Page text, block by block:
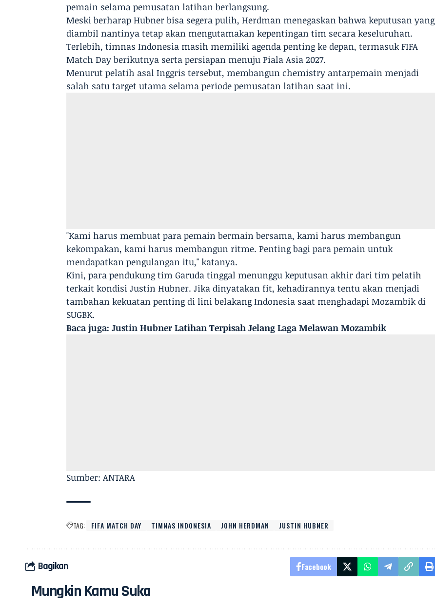
pemain selama pemusatan latihan berlangsung.
Meski berharap Hubner bisa segera pulih, Herdman menegaskan bahwa keputusan yang
diambil nantinya tetap akan mengutamakan kepentingan tim secara keseluruhan.
Terlebih, timnas Indonesia masih memiliki agenda penting ke depan, termasuk FIFA
Match Day berikutnya serta persiapan menuju Piala Asia 2027.
Menurut pelatih asal Inggris tersebut, membangun chemistry antarpemain menjadi
salah satu target utama selama periode pemusatan latihan saat ini.
"Kami harus membuat para pemain bermain bersama, kami harus membangun
kekompakan, kami harus membangun ritme. Penting bagi para pemain untuk
mendapatkan pengulangan itu," katanya.
Kini, para pendukung tim Garuda tinggal menunggu keputusan akhir dari tim pelatih
terkait kondisi Justin Hubner. Jika dinyatakan fit, kehadirannya tentu akan menjadi
tambahan kekuatan penting di lini belakang Indonesia saat menghadapi Mozambik di
SUGBK.
Baca juga:Justin Hubner Latihan Terpisah Jelang Laga Melawan Mozambik
Sumber: ANTARA
TAG: FIFA MATCH DAY TIMNAS INDONESIA JOHN HERDMAN JUSTIN HUBNER
Bagikan Facebook
Mungkin Kamu Suka